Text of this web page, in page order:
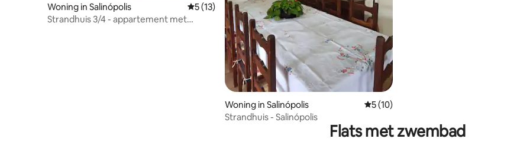
Woning in Salinópolis Gemiddelde beoordeling van 5 uit 5, 13 recensies
5 (13)
Strandhuis 3/4 - appartement met
Woning in Salinópolis Gemiddelde beoordeling van 5 uit 5, 10
5 (10)
Strandhuis - Salinópolis
Flats met zwembad